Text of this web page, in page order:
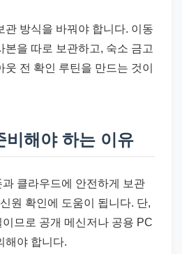
관 방식을 바꿔야 합니다. 이동
본을 따로 보관하고, 숙소 금고
전 확인 루틴을 만드는 것이
비해야 하는 이유
클라우드에 안전하게 보관
원 확인에 도움이 됩니다. 단,
므로 공개 메신저나 공용 PC
해야 합니다.